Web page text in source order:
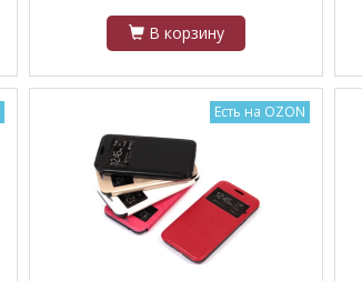
В корзину
Есть на OZON